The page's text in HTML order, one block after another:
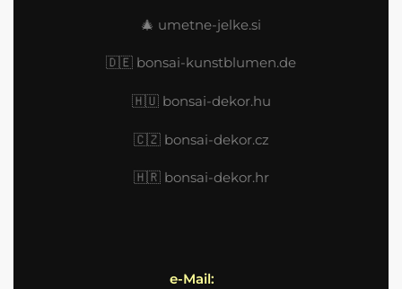
🎄 umetne-jelke.si
🇩🇪 bonsai-kunstblumen.de
🇭🇺 bonsai-dekor.hu
🇨🇿 bonsai-dekor.cz
🇭🇷 bonsai-dekor.hr
e-Mail: